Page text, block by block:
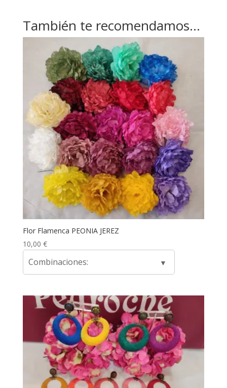
También te recomendamos…
Flor Flamenca PEONIA JEREZ
10,00 €
Combinaciones: